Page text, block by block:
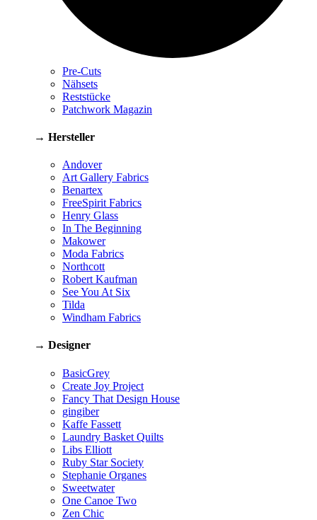
Pre-Cuts
Nähsets
Reststücke
Patchwork Magazin
→ Hersteller
Andover
Art Gallery Fabrics
Benartex
FreeSpirit Fabrics
Henry Glass
In The Beginning
Makower
Moda Fabrics
Northcott
Robert Kaufman
See You At Six
Tilda
Windham Fabrics
→ Designer
BasicGrey
Create Joy Project
Fancy That Design House
gingiber
Kaffe Fassett
Laundry Basket Quilts
Libs Elliott
Ruby Star Society
Stephanie Organes
Sweetwater
One Canoe Two
Zen Chic